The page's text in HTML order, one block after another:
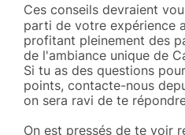
Ces conseils devraient
parti de votre expérience
profitant pleinement des
de l'ambiance unique de
Si tu as des questions
points, contacte-nous
on sera ravi de te
On est pressés de te voir